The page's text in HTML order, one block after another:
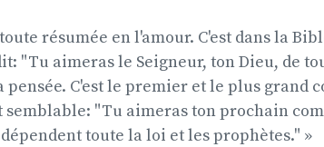
résumée en l'amour. C'est dans la
"Tu aimeras le Seigneur, ton Dieu, de
pensée. C'est le premier et le plus grand
semblable: "Tu aimeras ton prochain
toute la loi et les prophètes." »